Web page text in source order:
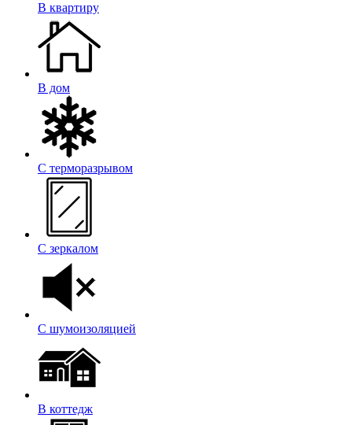
В квартиру
В дом
С терморазрывом
С зеркалом
С шумоизоляцией
В коттедж